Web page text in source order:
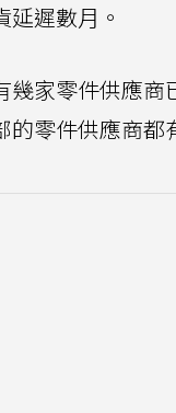
遲數月。
幾家零件供應
零件供應商都